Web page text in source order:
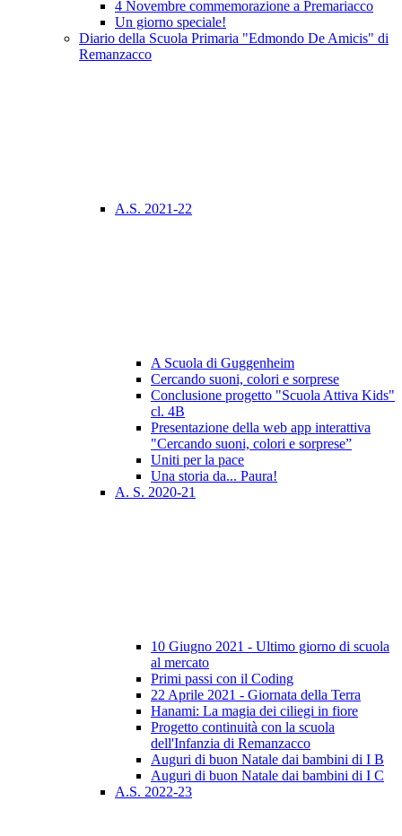
4 Novembre commemorazione a Premariacco
Un giorno speciale!
Diario della Scuola Primaria "Edmondo De Amicis" di
Remanzacco
A.S. 2021-22
A Scuola di Guggenheim
Cercando suoni, colori e sorprese
Conclusione progetto "Scuola Attiva Kids"
cl. 4B
Presentazione della web app interattiva
"Cercando suoni, colori e sorprese”
Uniti per la pace
Una storia da... Paura!
A. S. 2020-21
10 Giugno 2021 - Ultimo giorno di scuola
al mercato
Primi passi con il Coding
22 Aprile 2021 - Giornata della Terra
Hanami: La magia dei ciliegi in fiore
Progetto continuità con la scuola
dell'Infanzia di Remanzacco
Auguri di buon Natale dai bambini di I B
Auguri di buon Natale dai bambini di I C
A.S. 2022-23